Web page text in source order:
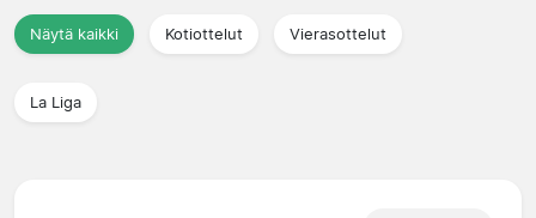
Näytä kaikki Kotiottelut Vierasottelut
La Liga